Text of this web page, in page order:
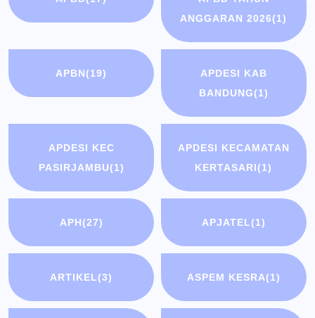
ANGGARAN 2026(1)
APBN(19)
APDESI KAB
BANDUNG(1)
APDESI KEC
PASIRJAMBU(1)
APDESI KECAMATAN
KERTASARI(1)
APH(27) APJATEL(1)
ARTIKEL(3) ASPEM KESRA(1)